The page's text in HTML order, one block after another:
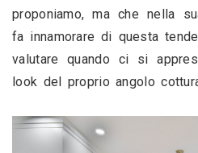
proponiamo, ma che nella
fa innamorare di questa
valutare quando ci si
look del proprio angolo